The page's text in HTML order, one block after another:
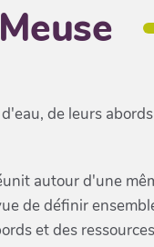
de leurs
autour d'une
de définir
et des